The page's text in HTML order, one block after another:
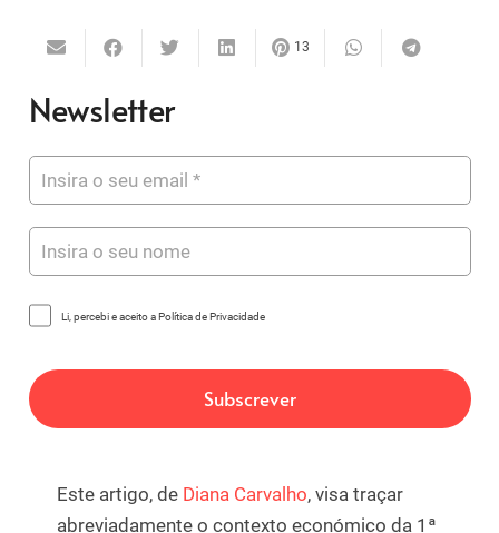
13
Newsletter
Li, percebi e aceito a Política de Privacidade
Este artigo, de Diana Carvalho, visa traçar
abreviadamente o contexto económico da 1ª